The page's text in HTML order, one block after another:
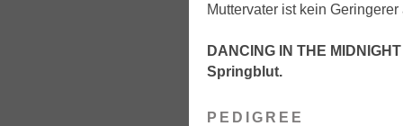
Muttervater ist kein
DANCING IN THE
Springblut.
PEDIGREE